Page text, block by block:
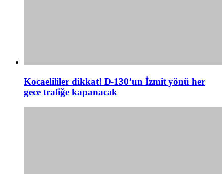
Kocaelililer dikkat! D-130’un İzmit yönü her
gece trafiğe kapanacak